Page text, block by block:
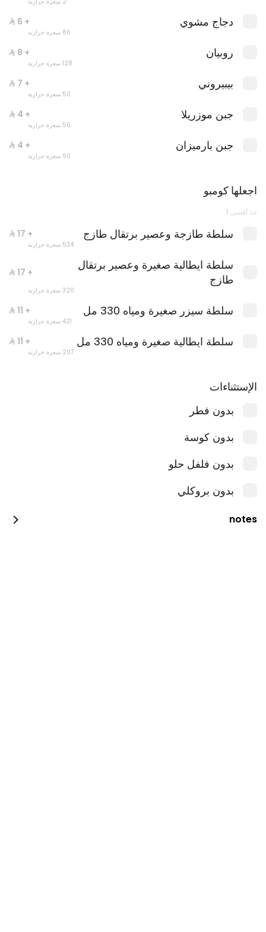
1356 سعرة حرارية
دجاج مشوي + ⁨⁦‪‬ 6⁩
86 سعرة حرارية
روبيان + ⁨⁦‪‬ 8⁩
128 سعرة حرارية
بيبيروني + ⁨⁦‪‬ 7⁩
50 سعرة حرارية
جبن موزريلا + ⁨⁦‪‬ 4⁩
56 سعرة حرارية
جبن بارميزان + ⁨⁦‪‬ 4⁩
90 سعرة حرارية
اجعلها كومبو
حد أقصى 1
سلطة طازجة وعصير برتقال طازج + ⁨⁦‪‬ 17⁩
534 سعرة حرارية
سلطة ايطالية صغيرة وعصير برتقال
طازج
+ ⁨⁦‪‬ 17⁩
320 سعرة حرارية
سلطة سيزر صغيرة ومياه 330 مل + ⁨⁦‪‬ 11⁩
421 سعرة حرارية
سلطة ايطالية صغيرة ومياه 330 مل + ⁨⁦‪‬ 11⁩
207 سعرة حرارية
الإستثناءات
بدون فطر
بدون كوسة
بدون فلفل حلو
بدون بروكلي
notes